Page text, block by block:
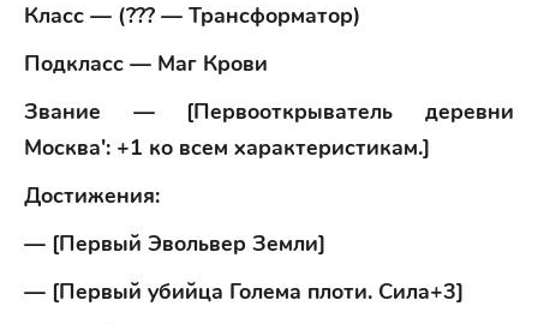
Класс — (??? — Трансформатор)
Подкласс — Маг Крови
Звание — [Первооткрыватель деревни
Москва': +1 ко всем характеристикам.]
Достижения:
— [Первый Эвольвер Земли]
— [Первый убийца Голема плоти. Сила+3]